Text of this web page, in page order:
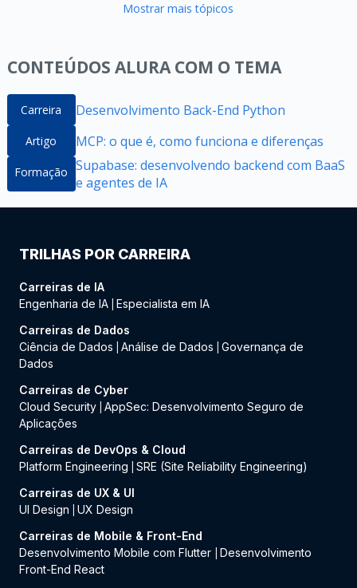
Mostrar mais tópicos
CONTEÚDOS ALURA COM O TEMA
Carreira Desenvolvimento Back-End Python
Artigo MCP: o que é, como funciona e diferenças
Formação Supabase: desenvolvendo backend com BaaS
e agentes de IA
TRILHAS POR CARREIRA
Carreiras de IA
Engenharia de IA Especialista em IA
Carreiras de Dados
Ciência de Dados
Análise de Dados
Governança de
Dados
Carreiras de Cyber
Cloud Security AppSec: Desenvolvimento Seguro de
Aplicações
Carreiras de DevOps & Cloud
Platform Engineering
SRE (Site Reliability Engineering)
Carreiras de UX & UI
UI Design
UX Design
Carreiras de Mobile & Front-End
Desenvolvimento Mobile com Flutter
Desenvolvimento
Front-End React